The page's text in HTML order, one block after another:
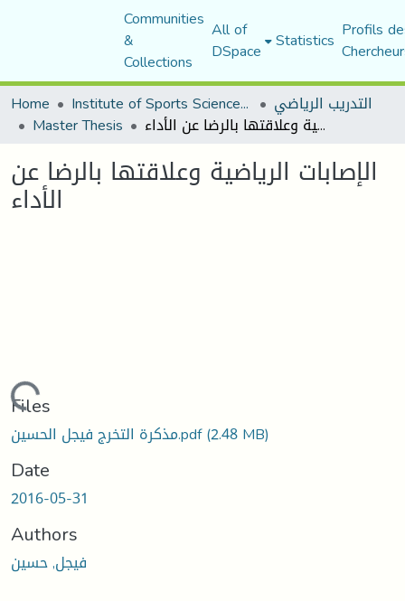
Communities
&
Collections
All of
DSpace Statistics Profils
Home
Institute of Sports Sciences and Techniques التدريب الرياضي
Master Thesis الإصابات الرياضية وعلاقتها بالرضا عن الأداء
الإصابات الرياضية وعلاقتها بالرضا عن
الأداء
Loading...
Files
مذكرة التخرج فيجل الحسين.pdf(2.48 MB)
Date
2016-05-31
Authors
فيجل, حسين